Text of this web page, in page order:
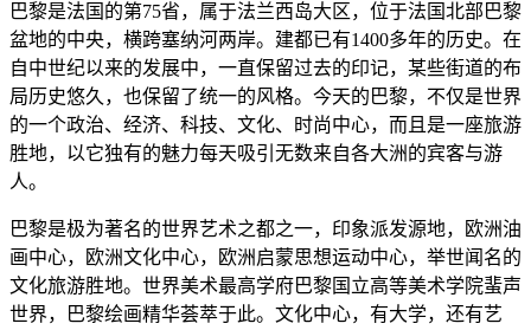
巴黎是法国的第75省，属于法兰西岛大区，位于法国北部巴黎
盆地的中央，横跨塞纳河两岸。建都已有1400多年的历史。在
自中世纪以来的发展中，一直保留过去的印记，某些街道的布
局历史悠久，也保留了统一的风格。今天的巴黎，不仅是世界
的一个政治、经济、科技、文化、时尚中心，而且是一座旅游
胜地，以它独有的魅力每天吸引无数来自各大洲的宾客与游
人。
巴黎是极为著名的世界艺术之都之一，印象派发源地，欧洲油
画中心，欧洲文化中心，欧洲启蒙思想运动中心，举世闻名的
文化旅游胜地。世界美术最高学府巴黎国立高等美术学院蜚声
世界，巴黎绘画精华荟萃于此。文化中心，有大学，还有艺